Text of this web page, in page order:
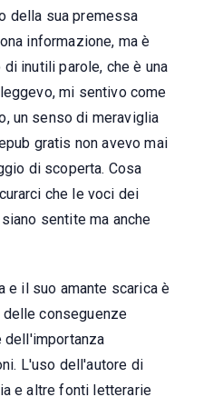
della sua premessa
informazione, ma è
inutili parole, che è una
mi sentivo come
un senso di meraviglia
gratis non avevo mai
di scoperta. Cosa
che le voci dei
sentite ma anche
e il suo amante scarica è
conseguenze
L'uso dell'autore di
e altre fonti letterarie